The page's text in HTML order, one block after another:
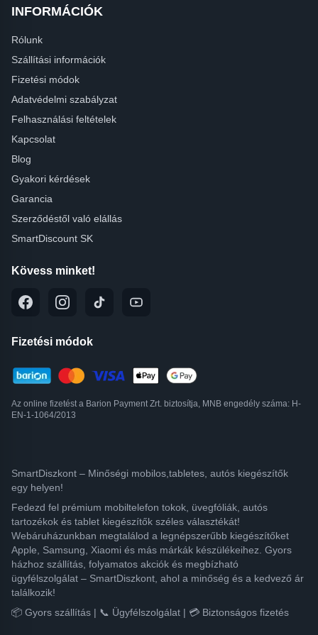
INFORMÁCIÓK
Rólunk
Szállítási információk
Fizetési módok
Adatvédelmi szabályzat
Felhasználási feltételek
Kapcsolat
Blog
Gyakori kérdések
Garancia
Szerződéstől való elállás
SmartDiscount SK
Kövess minket!
Fizetési módok
Az online fizetést a Barion Payment Zrt. biztosítja, MNB engedély száma: H-
EN-1-1064/2013
SmartDiszkont – Minőségi mobilos,tabletes, autós kiegészítők
egy helyen!
Fedezd fel prémium mobiltelefon tokok, üvegfóliák, autós
tartozékok és tablet kiegészítők széles választékát!
Webáruházunkban megtalálod a legnépszerűbb kiegészítőket
Apple, Samsung, Xiaomi és más márkák készülékeihez. Gyors
házhoz szállítás, folyamatos akciók és megbízható
ügyfélszolgálat – SmartDiszkont, ahol a minőség és a kedvező ár
találkozik!
📦 Gyors szállítás | 📞 Ügyfélszolgálat | 💳 Biztonságos fizetés